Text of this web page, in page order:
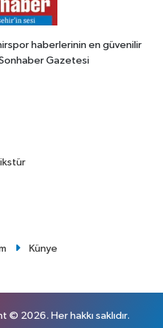
haberlerinin en güvenilir
Gazetesi
Künye
© 2026. Her hakkı saklıdır.